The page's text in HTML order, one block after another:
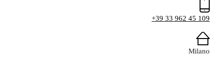
+39 33 962 45 109
Milano